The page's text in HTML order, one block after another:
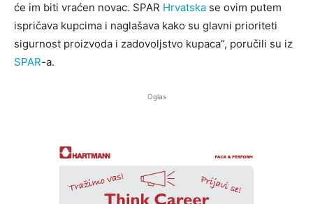
će im biti vraćen novac. SPAR Hrvatska se ovim putem
ispričava kupcima i naglašava kako su glavni prioriteti
sigurnost proizvoda i zadovoljstvo kupaca”, poručili su iz
SPAR-a.
Oglas